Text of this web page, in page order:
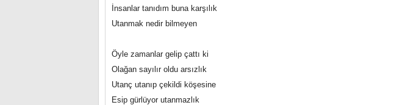
İnsanlar tanıdım buna karşılık
Utanmak nedir bilmeyen
Öyle zamanlar gelip çattı ki
Olağan sayılır oldu arsızlık
Utanç utanıp çekildi köşesine
Esip gürlüyor utanmazlık